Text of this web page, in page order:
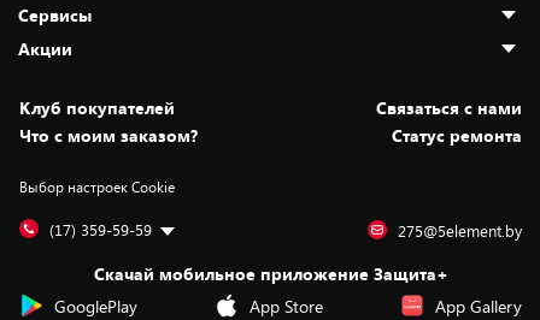
Адреса магазинов
Новости
Статьи и обзоры
Вакансии
Дай пять добру!
Как сделать заказ
Оплата и доставка
Безналичный расчёт
Обмен и возврат товара
Обработка персональных данных
Подарочные карты
Сервисы
Установка техники
Для игровых консолей
Для мобильных устройств
Для компьютеров
Сервисные центры
Акции
Скидки и промокоды
Белорусские товары
Бонусы
Оплата частями
Уценка
Клуб покупателей
Cвязаться с нами
Что с моим заказом?
Статус ремонта
Выбор настроек Cookie
(17) 359-59-59 275@5element.by
Скачай мобильное приложение Защита+
GooglePlay
App Store App Gallery